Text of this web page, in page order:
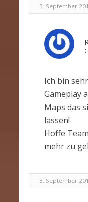
3. September
Ich bin
Gameplay
Maps das
lassen!
Hoffe
mehr zu
3. September